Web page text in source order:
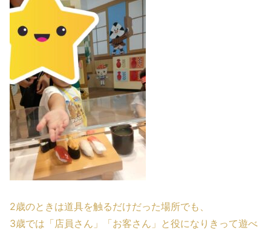
2歳のときは道具を触るだけだった場所でも、
3歳では「店員さん」「お客さん」と役になりきって遊べ